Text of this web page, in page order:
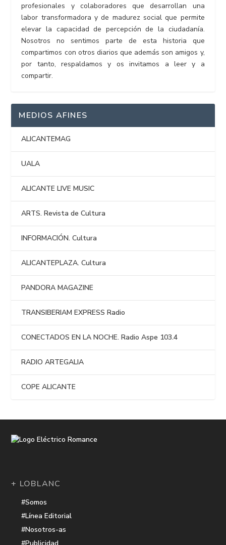
profesionales y colaboradores que desarrollan una
labor transformadora y de madurez social que permite
elevar la capacidad de percepción de la ciudadanía.
Nosotros no sentimos parte de esta historia que
compartimos con otros diarios que además son amigos y,
por tanto, respaldamos y os invitamos a leer y a
compartir.
MEDIOS AFINES
ALICANTEMAG
UALA
ALICANTE LIVE MUSIC
ARTS. Revista de Cultura
INFORMACIÓN. Cultura
ALICANTEPLAZA. Cultura
PANDORA MAGAZINE
TRANSIBERIAM EXPRESS Radio
CONECTADOS EN LA NOCHE. Radio Aspe 103.4
RADIO ARTEGALIA
COPE ALICANTE
+ LOBLANC
#Somos
#Línea Editorial
#Nosotros-as
#Publicidad